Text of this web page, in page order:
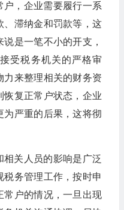
户，企业需要履行一系
、滞纳金和罚款等，这
是一笔不小的开支，
受税务机关的严格审
力来整理相关的财务资
恢复正常户状态，企业
为严重的后果，这将彻
关人员的影响是广泛
务管理工作，按时申
常户的情况，一旦出现